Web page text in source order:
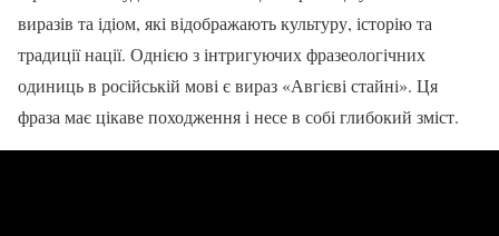
виразів та ідіом, які відображають культуру, історію та
традиції нації. Однією з інтригуючих фразеологічних
одиниць в російській мові є вираз «Авгієві стайні». Ця
фраза має цікаве походження і несе в собі глибокий зміст.